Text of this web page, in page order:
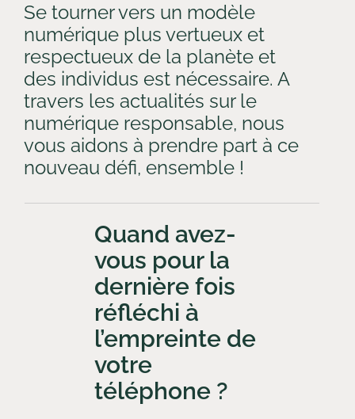
Se tourner vers un modèle
numérique plus vertueux et
respectueux de la planète et
des individus est nécessaire. A
travers les actualités sur le
numérique responsable, nous
vous aidons à prendre part à ce
nouveau défi, ensemble !
Quand avez-
vous pour la
dernière fois
réfléchi à
l’empreinte de
votre
téléphone ?